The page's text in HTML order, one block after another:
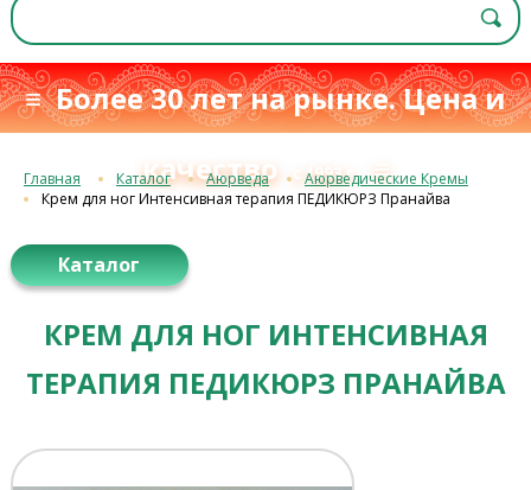
≡ Более 30 лет на рынке. Цена и
качество с 1993 г.≡
Главная Каталог Аюрведа
Аюрведические Кремы
Крем для ног Интенсивная терапия ПЕДИКЮРЗ Пранайва
Каталог
КРЕМ ДЛЯ НОГ ИНТЕНСИВНАЯ
ТЕРАПИЯ ПЕДИКЮРЗ ПРАНАЙВА